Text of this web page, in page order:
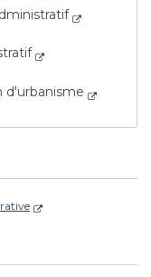
d'urbanisme